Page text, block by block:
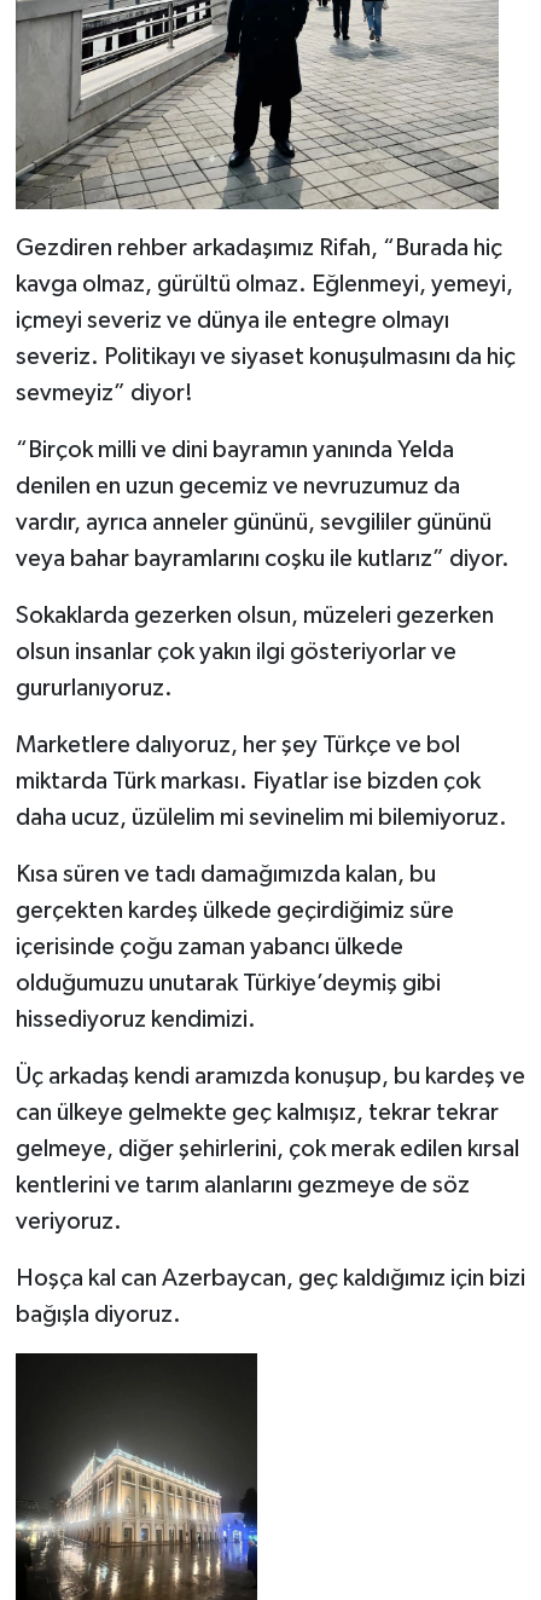
Gezdiren rehber arkadaşımız Rifah, “Burada hiç
kavga olmaz, gürültü olmaz. Eğlenmeyi, yemeyi,
içmeyi severiz ve dünya ile entegre olmayı
severiz. Politikayı ve siyaset konuşulmasını da hiç
sevmeyiz” diyor!
“Birçok milli ve dini bayramın yanında Yelda
denilen en uzun gecemiz ve nevruzumuz da
vardır, ayrıca anneler gününü, sevgililer gününü
veya bahar bayramlarını coşku ile kutlarız” diyor.
Sokaklarda gezerken olsun, müzeleri gezerken
olsun insanlar çok yakın ilgi gösteriyorlar ve
gururlanıyoruz.
Marketlere dalıyoruz, her şey Türkçe ve bol
miktarda Türk markası. Fiyatlar ise bizden çok
daha ucuz, üzülelim mi sevinelim mi bilemiyoruz.
Kısa süren ve tadı damağımızda kalan, bu
gerçekten kardeş ülkede geçirdiğimiz süre
içerisinde çoğu zaman yabancı ülkede
olduğumuzu unutarak Türkiye’deymiş gibi
hissediyoruz kendimizi.
Üç arkadaş kendi aramızda konuşup, bu kardeş ve
can ülkeye gelmekte geç kalmışız, tekrar tekrar
gelmeye, diğer şehirlerini, çok merak edilen kırsal
kentlerini ve tarım alanlarını gezmeye de söz
veriyoruz.
Hoşça kal can Azerbaycan, geç kaldığımız için bizi
bağışla diyoruz.